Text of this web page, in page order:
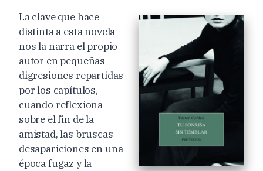
La clave que hace
distinta a esta novela
nos la narra el propio
autor en pequeñas
digresiones repartidas
por los capítulos,
cuando reflexiona
sobre el fin de la
amistad, las bruscas
desapariciones en una
época fugaz y la